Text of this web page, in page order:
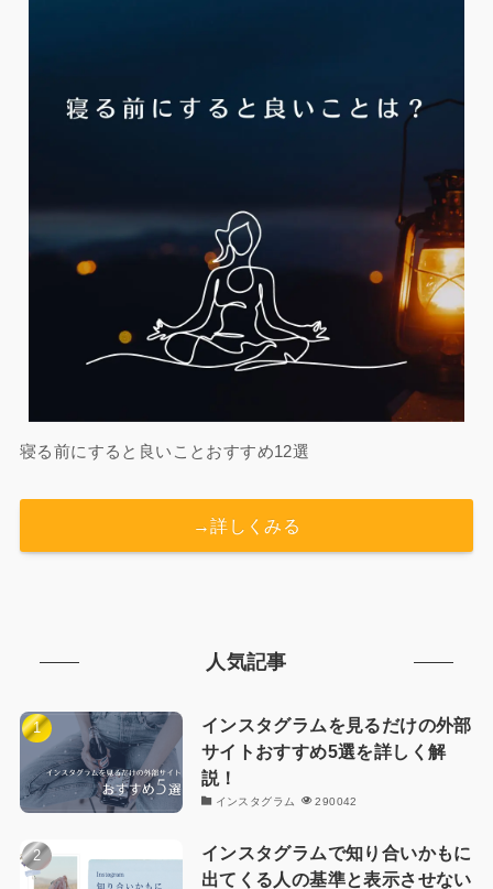
寝る前にすると良いことおすすめ12選
→詳しくみる
人気記事
インスタグラムを見るだけの外部
サイトおすすめ5選を詳しく解
説！
インスタグラム 290042
インスタグラムで知り合いかもに
出てくる人の基準と表示させない